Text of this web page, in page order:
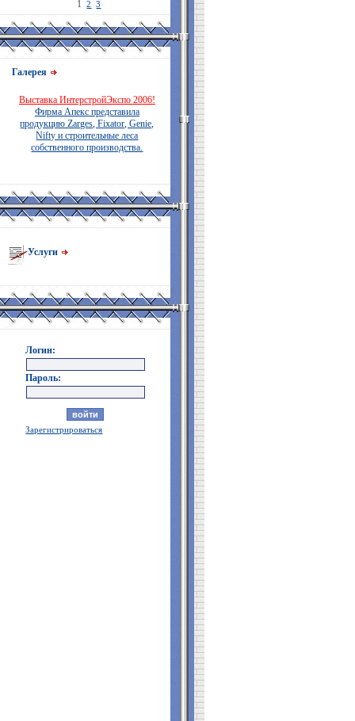
1 2 3
Галерея
Выставка ИнтерстройЭкспо 2006!
Фирма Апекс представила
продукцию Zarges, Fixator, Genie,
Nifty и строительные леса
собственного производства.
Услуги
Логин:
Пароль:
Зарегистрироваться